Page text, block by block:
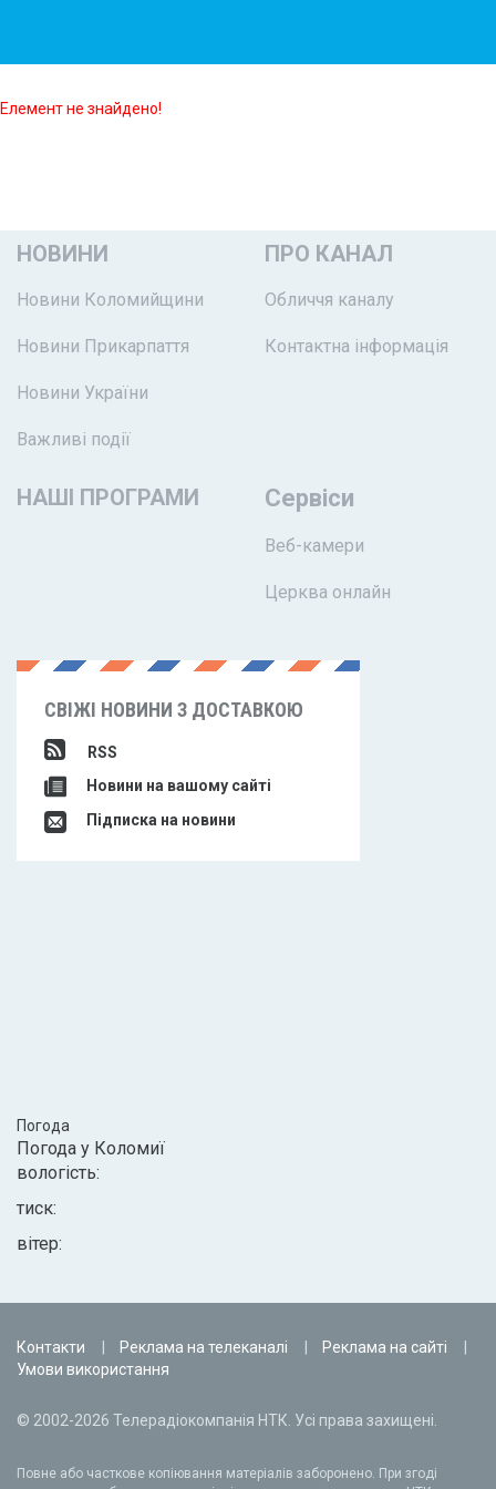
Елемент не знайдено!
НОВИНИ
Новини Коломийщини
Новини Прикарпаття
Новини України
Важливі події
ПРО КАНАЛ
Обличчя каналу
Контактна інформація
НАШІ ПРОГРАМИ Сервіси
Веб-камери
Церква онлайн
СВІЖІ НОВИНИ З ДОСТАВКОЮ
RSS
Новини на вашому сайті
Підписка на новини
Погода
Погода у Коломиї
вологість:
тиск:
вітер:
Контакти Реклама на телеканалі
Реклама на сайті
Умови використання
© 2002-2026 Телерадіокомпанія НТК. Усі права захищені.
Повне або часткове копіювання матеріалів заборонено. При згоді